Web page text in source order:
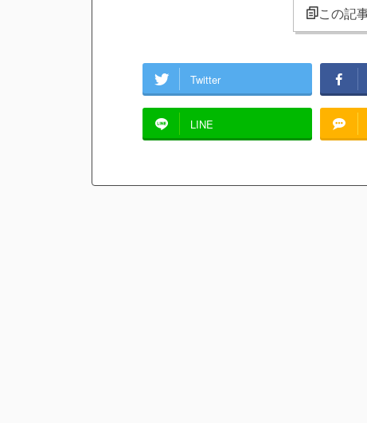
この記
Twitter
LINE